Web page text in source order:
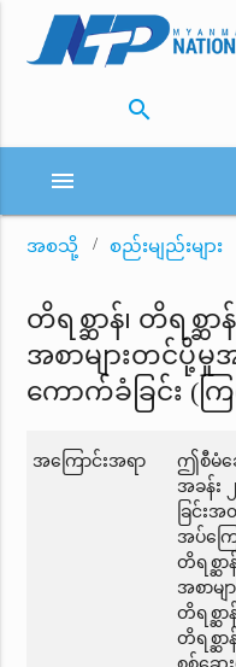
search
menu
အစသို့ စည်းမျည်းများ
တိရစ္ဆာန်၊ တိရစ္ဆ
အစာများတင်ပို့
ကောက်ခံခြင်း (
အကြောင်းအရာ
ဤစီမံဆ
အခန်း
ခြင်း
အပ်ကြ
တိရစ္ဆာ
အစာမ
တိရစ္ဆာ
တိရစ္ဆ